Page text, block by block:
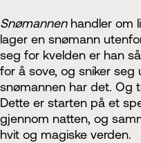
Snømannenhandler om
lager en snømann
seg for kvelden er han
for å sove, og sniker seg
snømannen har det. Og
Dette er starten på et
gjennom natten, og
hvit og magiske verden.